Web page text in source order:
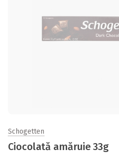
Schogetten
Ciocolată amăruie 33g